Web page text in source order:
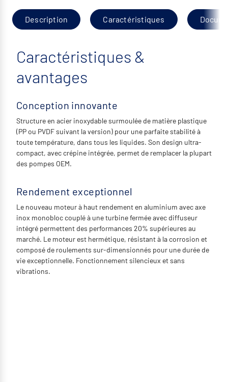
Description Caractéristiques
Caractéristiques &
avantages
Conception innovante
Structure en acier inoxydable surmoulée de matière plastique
(PP ou PVDF suivant la version) pour une parfaite stabilité à
toute température, dans tous les liquides. Son design ultra-
compact, avec crépine intégrée, permet de remplacer la plupart
des pompes OEM.
Rendement exceptionnel
Le nouveau moteur à haut rendement en aluminium avec axe
inox monobloc couplé à une turbine fermée avec diffuseur
intégré permettent des performances 20% supérieures au
marché. Le moteur est hermétique, résistant à la corrosion et
composé de roulements sur-dimensionnés pour une durée de
vie exceptionnelle. Fonctionnement silencieux et sans
vibrations.